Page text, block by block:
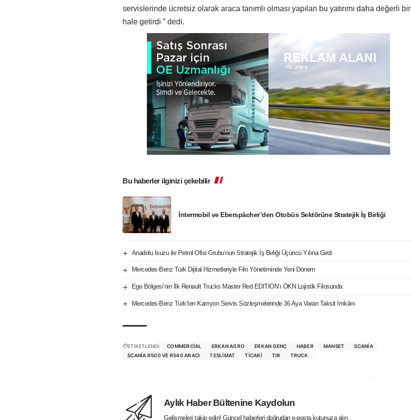
servislerinde ücretsiz olarak araca tanımlı olması yapılan bu yatırımı daha değerli bir
hale getirdi ” dedi.
Bu haberler ilginizi çekebilir
İntermobil ve Eberspächer’den Otobüs Sektörüne Stratejik İş Birliği
Anadolu Isuzu ile Petrol Ofisi Grubu’nun Stratejik İş Birliği Üçüncü Yılına Girdi
Mercedes-Benz Türk Dijital Hizmetleriyle Filo Yönetiminde Yeni Dönem
Ege Bölgesi’nin İlk Renault Trucks Master Red EDITION’ı ÖKN Lojistik Filosunda
Mercedes-Benz Türk’ten Kamyon Servis Sözleşmelerinde 36 Aya Varan Taksit İmkânı
ETİKETLENDİ: COMMERCIAL ERKAN AGRO ERKAN GENÇ HABER MANSET
SCANIA
SCANIA R500 VE R540 ARACI
TESLIMAT TICARI TIR TRUCK
Aylık Haber Bültenine Kaydolun
Gelişmeleri takip edin! Güncel haberleri doğrudan e-posta kutunuza alın.